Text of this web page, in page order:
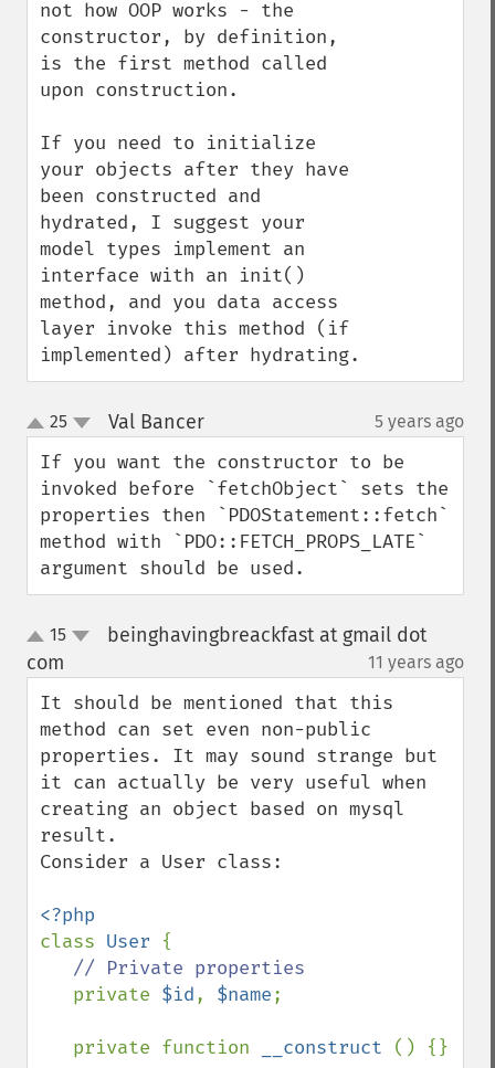
not how OOP works - the
constructor, by definition,
is the first method called
upon construction.
If you need to initialize
your objects after they have
been constructed and
hydrated, I suggest your
model types implement an
interface with an init()
method, and you data access
layer invoke this method (if
implemented) after hydrating.
up
down
25 Val Bancer¶ 5 years ago
If you want the constructor to be
invoked before `fetchObject` sets the
properties then `PDOStatement::fetch`
method with `PDO::FETCH_PROPS_LATE`
argument should be used.
up15
beinghavingbreackfast at gmail dot
com
11 years ago
It should be mentioned that this
method can set even non-public
properties. It may sound strange but
it can actually be very useful when
creating an object based on mysql
result.
Consider a User class:
class User {
// Private properties
private $id, $name;
   private function
__construct () {}